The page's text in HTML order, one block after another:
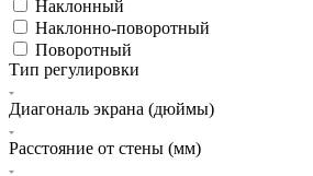
Наклонный
Наклонно-поворотный
Поворотный
Тип регулировки
Диагональ экрана (дюймы)
Расстояние от стены (мм)